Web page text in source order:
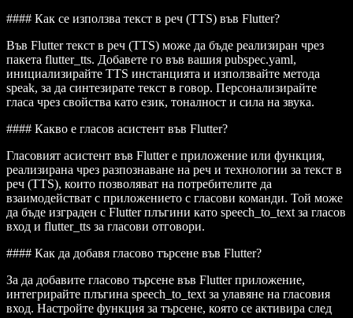
#### Как се използва текст в реч (TTS) във Flutter?
Във Flutter текст в реч (TTS) може да бъде реализиран чрез
пакета flutter_tts. Добавете го във вашия pubspec.yaml,
инициализирайте TTS инстанцията и използвайте метода
speak, за да синтезирате текст в говор. Персонализирайте
гласа чрез свойства като език, тоналност и сила на звука.
#### Какво е гласов асистент във Flutter?
Гласовият асистент във Flutter е приложение или функция,
реализирана чрез разпознаване на реч и технологии за текст в
реч (TTS), които позволяват на потребителите да
взаимодействат с приложението с гласови команди. Той може
да бъде изграден с Flutter плъгини като speech_to_textза гласов
вход и flutter_tts за гласови отговори.
#### Как да добавя гласово търсене във Flutter?
За да добавите гласово търсене във Flutter приложение,
интегрирайте плъгина speech_to_textза улавяне на гласовия
вход. Настройте функция за търсене, която се активира след